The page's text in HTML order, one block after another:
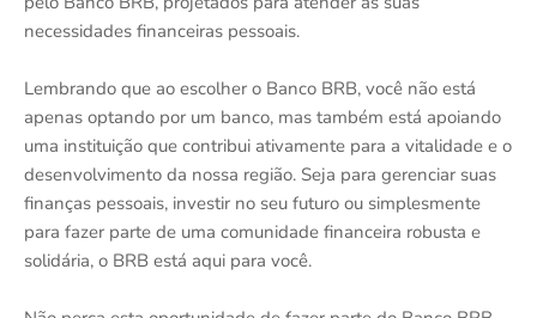
necessidades financeiras pessoais.
Lembrando que ao escolher o Banco BRB, você não está
apenas optando por um banco, mas também está apoiando
uma instituição que contribui ativamente para a vitalidade e o
desenvolvimento da nossa região. Seja para gerenciar suas
finanças pessoais, investir no seu futuro ou simplesmente
para fazer parte de uma comunidade financeira robusta e
solidária, o BRB está aqui para você.